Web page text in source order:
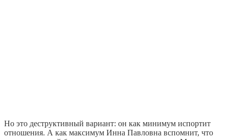
Но это деструктивный вариант: он как минимум испортит
отношения. А как максимум Инна Павловна вспомнит, что